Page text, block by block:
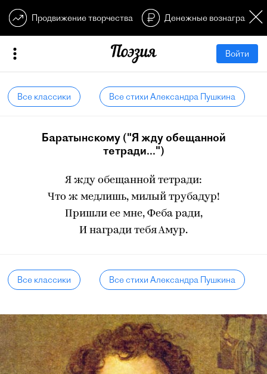
Продвижение творчества Денежные
Войти
Все классики Все стихи Александра Пушкина
Баратынскому ("Я жду обещанной
тетради...")
Я жду обещанной тетради:
Что ж медлишь, милый трубадур!
Пришли ее мне, Феба ради,
И награди тебя Амур.
Все классики Все стихи Александра Пушкина